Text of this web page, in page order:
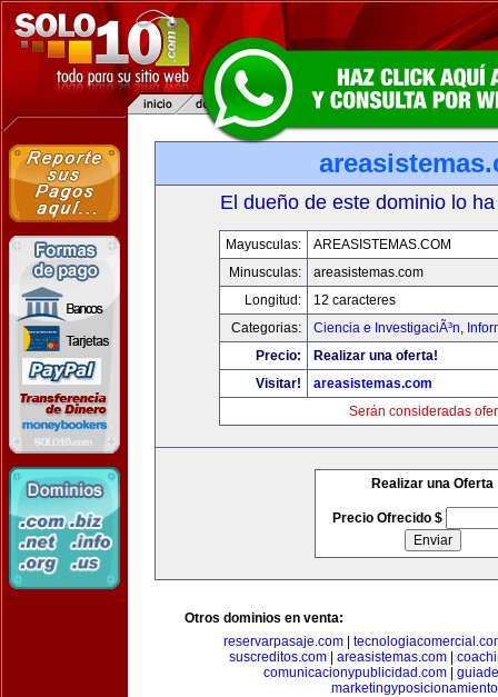
El dueño de este dominio lo
Mayusculas:
AREASISTEMAS.COM
Minusculas:
areasistemas.com
Longitud:
12 caracteres
Categorias:
Ciencia e InvestigaciÃ³n,
Precio:
Realizar una oferta!
Visitar!
areasistemas.com
Serán consideradas
Realizar una Oferta
Precio Ofrecido $
Otros dominios en venta:
reservarpasaje.com
suscreditos.com
areasistemas.com
comunicacionypublicidad.com